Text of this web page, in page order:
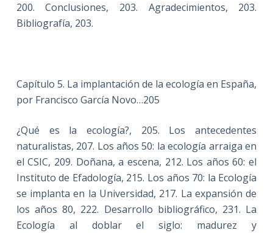
200. Conclusiones, 203. Agradecimientos, 203.
Bibliografía, 203.
Capítulo 5. La implantación de la ecología en España,
por Francisco García Novo…205
¿Qué es la ecología?, 205. Los antecedentes
naturalistas, 207. Los años 50: la ecología arraiga en
el CSIC, 209. Doñana, a escena, 212. Los años 60: el
Instituto de Efadología, 215. Los años 70: la Ecología
se implanta en la Universidad, 217. La expansión de
los años 80, 222. Desarrollo bibliográfico, 231. La
Ecología al doblar el siglo: madurez y